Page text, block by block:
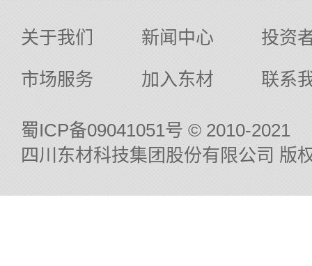
关于我们 新闻中心
投资
市场服务
加入东材 联系
蜀ICP备09041051号 © 2010-2021
四川东材科技集团股份有限公司 版